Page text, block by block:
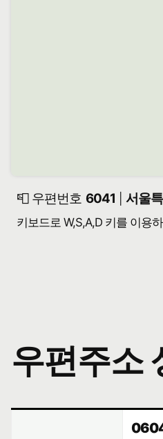
📮 우편번호 6041 서울
키보드로 W,S,A,D 키를 이용
우편주소